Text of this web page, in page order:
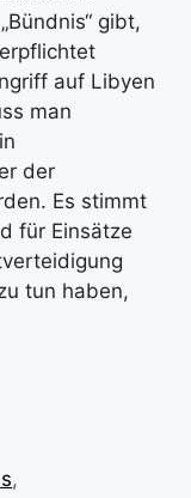
gibt,
auf Libyen
man
der
Es stimmt
für Einsätze
tun haben,
,